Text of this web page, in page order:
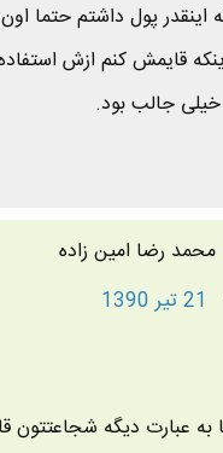
پول داشتم حتما
قایمش کنم ازش
جالب بود.
محمد رضا امين زاده
21 تیر 1390
عبارت ديگه شجاعتتون